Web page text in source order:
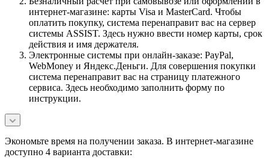
интернет-магазине: карты Visa и MasterCard. Чтобы
оплатить покупку, система перенаправит вас на сервер
системы ASSIST. Здесь нужно ввести номер карты, срок
действия и имя держателя.
Электронные системы при онлайн-заказе: PayPal,
WebMoney и Яндекс.Деньги. Для совершения покупки
система перенаправит вас на страницу платежного
сервиса. Здесь необходимо заполнить форму по
инструкции.
Экономьте время на получении заказа. В интернет-магазине
доступно 4 варианта доставки: